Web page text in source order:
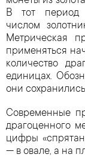
В тот период
числом
Метрическая
применяться
количество
единицах.
они
Современные
драгоценного
цифры
— в овале, а на